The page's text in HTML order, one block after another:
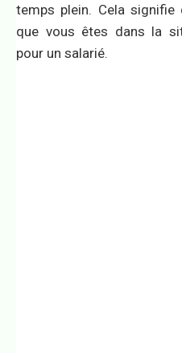
temps plein. Cela
que vous êtes dans la
pour un salarié.